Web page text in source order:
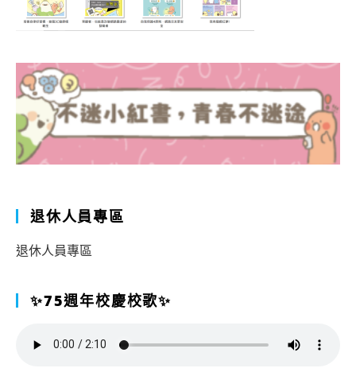
退休人員專區
退休人員專區
✨75週年校慶校歌✨